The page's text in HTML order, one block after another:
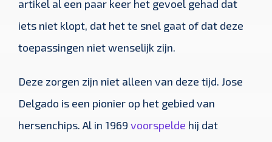
artikel al een paar keer het gevoel gehad dat
iets niet klopt, dat het te snel gaat of dat deze
toepassingen niet wenselijk zijn.
Deze zorgen zijn niet alleen van deze tijd. Jose
Delgado is een pionier op het gebied van
hersenchips. Al in 1969 voorspelde hij dat